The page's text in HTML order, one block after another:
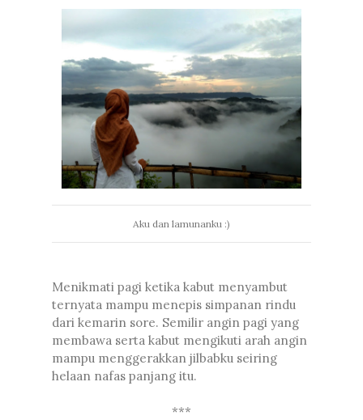
Aku dan lamunanku :)
Menikmati pagi ketika kabut menyambut
ternyata mampu menepis simpanan rindu
dari kemarin sore. Semilir angin pagi yang
membawa serta kabut mengikuti arah angin
mampu menggerakkan jilbabku seiring
helaan nafas panjang itu.
***